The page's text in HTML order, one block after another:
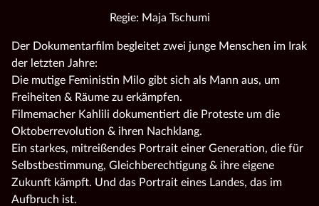
Regie: Maja Tschumi
Der Dokumentarfilm begleitet zwei junge Menschen im Irak
der letzten Jahre:
Die mutige Feministin Milo gibt sich als Mann aus, um
Freiheiten & Räume zu erkämpfen.
Filmemacher Kahlili dokumentiert die Proteste um die
Oktoberrevolution & ihren Nachklang.
Ein starkes, mitreißendes Portrait einer Generation, die für
Selbstbestimmung, Gleichberechtigung & ihre eigene
Zukunft kämpft. Und das Portrait eines Landes, das im
Aufbruch ist.